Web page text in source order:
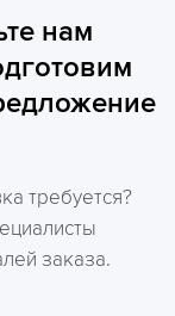
нам
требуется?
заказа.